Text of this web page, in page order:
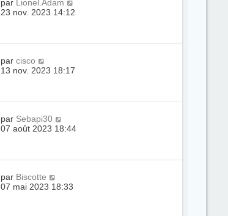
par Lionel.Adam
23 nov. 2023 14:12
parcisco
13 nov. 2023 18:17
par Sebapi30
07 août 2023 18:44
par Biscotte
07 mai 2023 18:33